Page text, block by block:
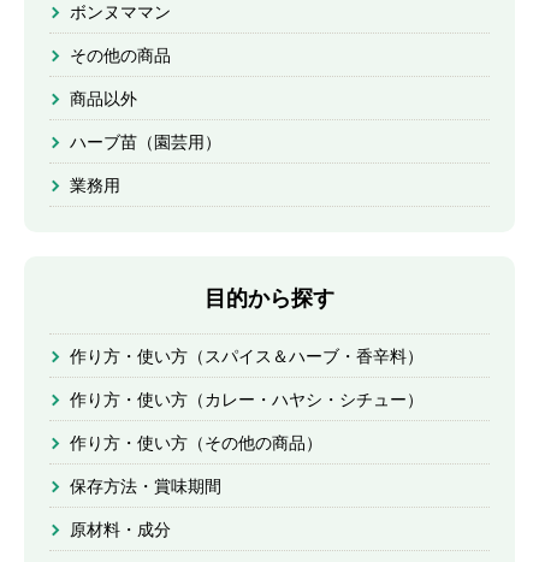
ボンヌママン
その他の商品
商品以外
ハーブ苗（園芸用）
業務用
目的から探す
作り方・使い方（スパイス＆ハーブ・香辛料）
作り方・使い方（カレー・ハヤシ・シチュー）
作り方・使い方（その他の商品）
保存方法・賞味期間
原材料・成分